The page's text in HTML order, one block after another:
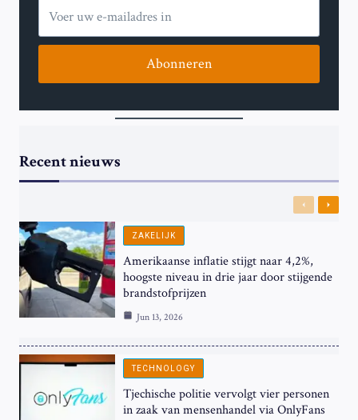
Abonneren
Recent nieuws
Previous
Next
ZAKELIJK
Amerikaanse inflatie stijgt naar 4,2%,
hoogste niveau in drie jaar door stijgende
brandstofprijzen
Jun 13, 2026
TECHNOLOGY
Tjechische politie vervolgt vier personen
in zaak van mensenhandel via OnlyFans